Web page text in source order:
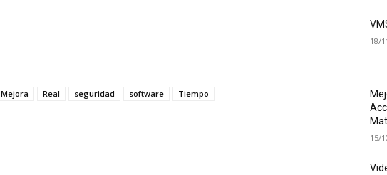
Mejora Real seguridad software Tiempo
18/
15/